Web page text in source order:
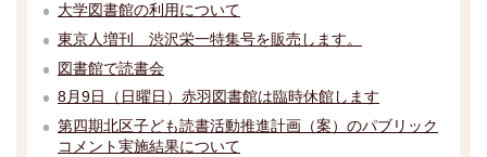
大学図書館の利用について
東京人増刊 渋沢栄一特集号を販売します。
図書館で読書会
8月9日（日曜日）赤羽図書館は臨時休館します
第四期北区子ども読書活動推進計画（案）のパブリック
コメント実施結果について